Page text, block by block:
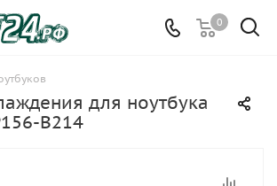
0
для ноутбука
B214